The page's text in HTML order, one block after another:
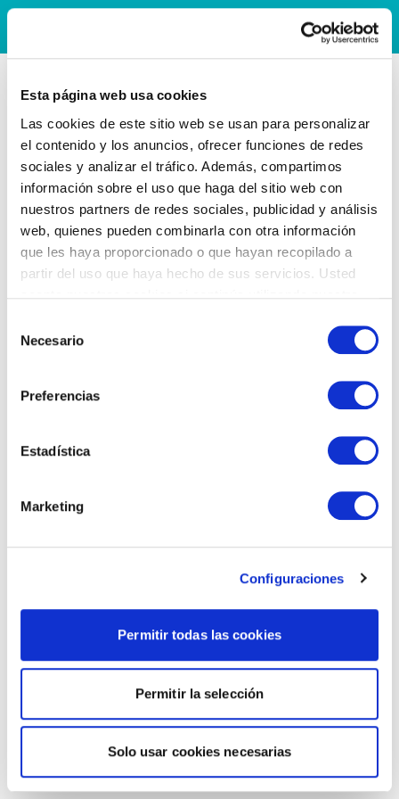
Esta página web usa cookies
Las cookies de este sitio web se usan para personalizar
el contenido y los anuncios, ofrecer funciones de redes
sociales y analizar el tráfico. Además, compartimos
información sobre el uso que haga del sitio web con
nuestros partners de redes sociales, publicidad y análisis
web, quienes pueden combinarla con otra información
que les haya proporcionado o que hayan recopilado a
partir del uso que haya hecho de sus servicios. Usted
Necesario
Preferencias
Estadística
Marketing
Configuraciones
Permitir todas las cookies
Permitir la selección
Solo usar cookies necesarias